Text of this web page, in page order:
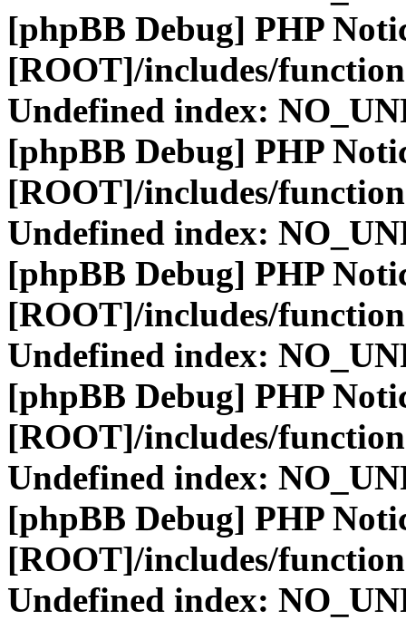
[phpBB Debug] PHP
[ROOT]/includes/
Undefined index:
[phpBB Debug] PHP
[ROOT]/includes/
Undefined index:
[phpBB Debug] PHP
[ROOT]/includes/
Undefined index:
[phpBB Debug] PHP
[ROOT]/includes/
Undefined index:
[phpBB Debug] PHP
[ROOT]/includes/
Undefined index: